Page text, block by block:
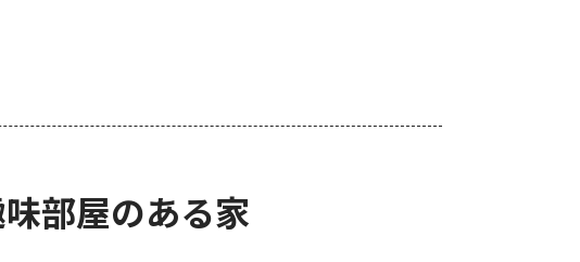
部屋のある家